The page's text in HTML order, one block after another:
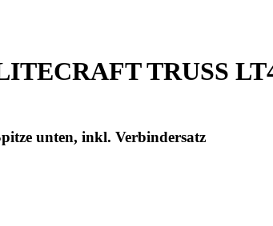
TRUSS
unten, inkl. Verbindersatz